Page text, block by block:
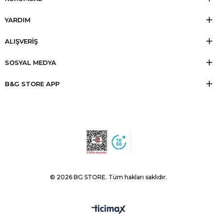
YARDIM
ALIŞVERİŞ
SOSYAL MEDYA
B&G STORE APP
© 2026 BG STORE. Tüm hakları saklıdır.